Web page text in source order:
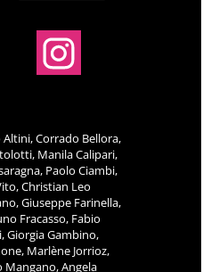
Altini, Corrado Bellora,
Manila Calipari,
Paolo Ciambi,
Christian Leo
Giuseppe Farinella,
Fracasso, Fabio
Giorgia Gambino,
Marlène Jorrioz,
Mangano, Angela